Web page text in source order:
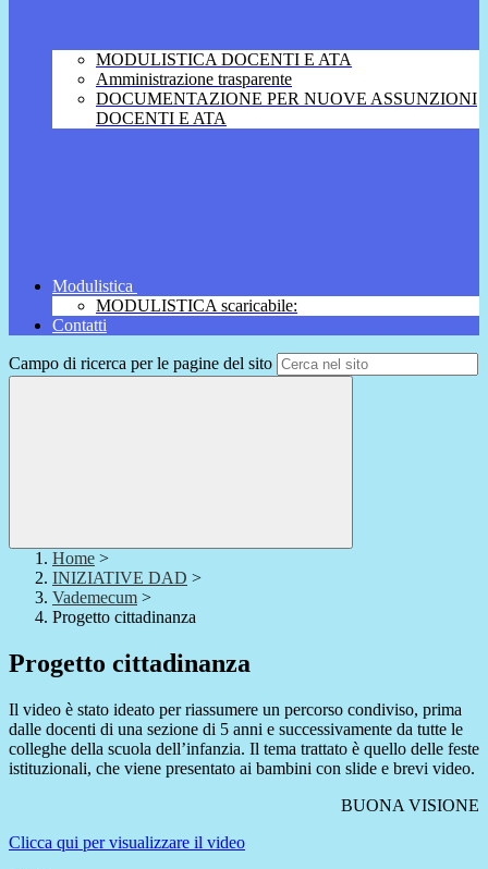
MODULISTICA DOCENTI E ATA
Amministrazione trasparente
DOCUMENTAZIONE PER NUOVE ASSUNZIONI
DOCENTI E ATA
Modulistica
MODULISTICA scaricabile:
Contatti
Campo di ricerca per le pagine del sito
Home >
INIZIATIVE DAD >
Vademecum >
Progetto cittadinanza
Progetto cittadinanza
Il video è stato ideato per riassumere un percorso condiviso, prima
dalle docenti di una sezione di 5 anni e successivamente da tutte le
colleghe della scuola dell’infanzia. Il tema trattato è quello delle feste
istituzionali, che viene presentato ai bambini con slide e brevi video.
BUONA VISIONE
Clicca qui per visualizzare il video